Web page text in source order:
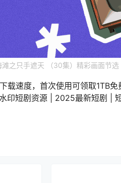
滩之只手遮天 （30集）精彩画面节选
载速度，首次使用可领取1TB
印短剧资源 | 2025最新短剧 |